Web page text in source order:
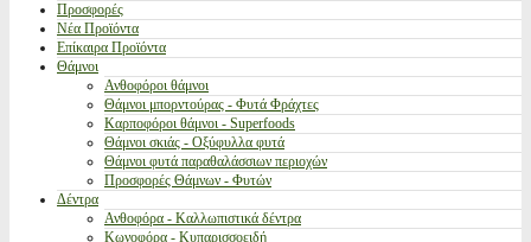
Προσφορές
Νέα Προϊόντα
Επίκαιρα Προϊόντα
Θάμνοι
Ανθοφόροι θάμνοι
Θάμνοι μπορντούρας - Φυτά Φράχτες
Καρποφόροι θάμνοι - Superfoods
Θάμνοι σκιάς - Οξύφυλλα φυτά
Θάμνοι φυτά παραθαλάσσιων περιοχών
Προσφορές Θάμνων - Φυτών
Δέντρα
Ανθοφόρα - Καλλωπιστικά δέντρα
Κωνοφόρα - Κυπαρισσοειδή